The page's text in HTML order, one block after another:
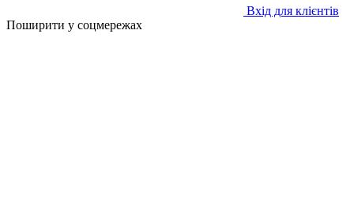
Вхід для клієнтів
Поширити у соцмережах